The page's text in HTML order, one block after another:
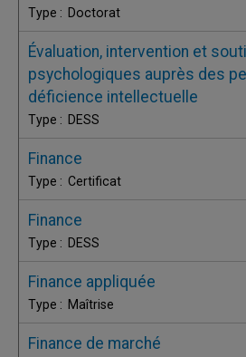
Doctorat
Évaluation, intervention et
psychologiques auprès des
déficience intellectuelle
DESS
Finance
Certificat
Finance
DESS
Finance appliquée
Maîtrise
Finance de marché